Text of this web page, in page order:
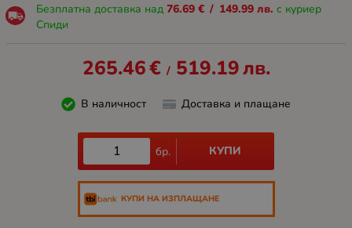
Безплатна доставка над 76.69 € / 149.99 лв. с куриер
Спиди
265.46€ / 519.19лв.
В наличност Доставка и плащане
бр. КУПИ
КУПИ НА ИЗПЛАЩАНЕ